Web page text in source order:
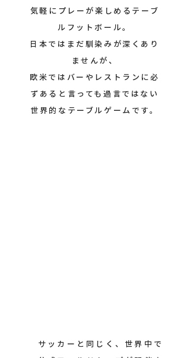
気軽にプレーが楽しめるテーブ
ルフットボール。
日本ではまだ馴染みが深くあり
ませんが、
欧米ではバーやレストランに必
ずあると言っても過言ではない
世界的なテーブルゲームです。
サッカーと同じく、世界中で